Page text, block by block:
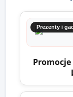
Prezenty i